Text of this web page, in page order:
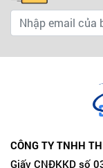
CÔNG TY TNHH
Giấy CNĐKKD số